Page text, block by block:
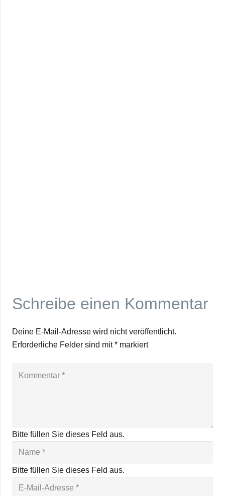
Schreibe einen Kommentar
Deine E-Mail-Adresse wird nicht veröffentlicht.
Erforderliche Felder sind mit* markiert
Bitte füllen Sie dieses Feld aus.
Bitte füllen Sie dieses Feld aus.